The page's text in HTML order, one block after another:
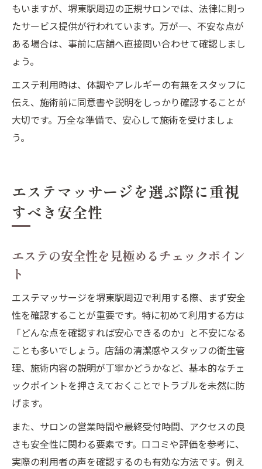
もいますが、堺東駅周辺の正規サロンでは、法律に則っ
たサービス提供が行われています。万が一、不安な点が
ある場合は、事前に店舗へ直接問い合わせて確認しまし
ょう。
エステ利用時は、体調やアレルギーの有無をスタッフに
伝え、施術前に同意書や説明をしっかり確認することが
大切です。万全な準備で、安心して施術を受けましょ
う。
エステマッサージを選ぶ際に重視
すべき安全性
エステの安全性を見極めるチェックポイン
ト
エステマッサージを堺東駅周辺で利用する際、まず安全
性を確認することが重要です。特に初めて利用する方は
「どんな点を確認すれば安心できるのか」と不安になる
ことも多いでしょう。店舗の清潔感やスタッフの衛生管
理、施術内容の説明が丁寧かどうかなど、基本的なチェ
ックポイントを押さえておくことでトラブルを未然に防
げます。
また、サロンの営業時間や最終受付時間、アクセスの良
さも安全性に関わる要素です。口コミや評価を参考に、
実際の利用者の声を確認するのも有効な方法です。例え